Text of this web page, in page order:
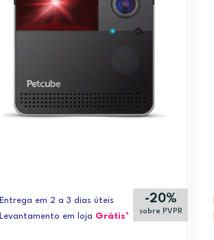
Entrega em 2 a 3 dias úteis
Levantamento em loja Grátis*
-20%
sobre PVPR